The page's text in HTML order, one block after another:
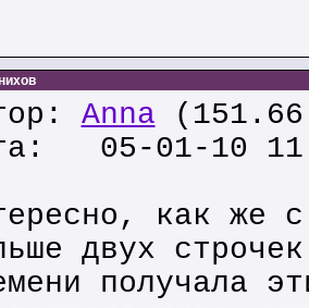
Anna
05-01-10
как же
двух
получала